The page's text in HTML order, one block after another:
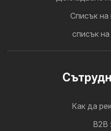
Cписък на
списък
Как да
B2B